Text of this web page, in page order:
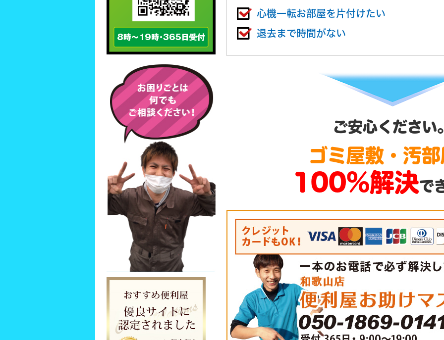
心機一転お部屋を片付けたい
退去まで時間がない
ご安心ください
ゴミ屋敷・汚
100%解決で